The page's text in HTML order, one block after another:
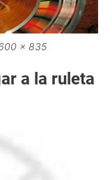
x 835
a la ruleta